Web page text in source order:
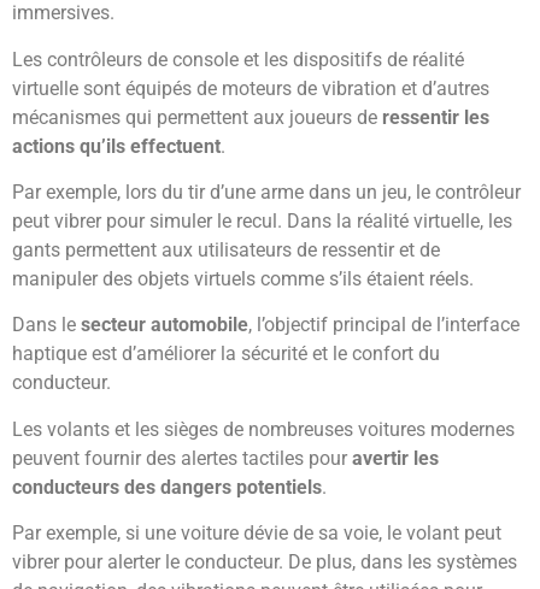
immersives.
Les contrôleurs de console et les dispositifs de réalité
virtuelle sont équipés de moteurs de vibration et d’autres
mécanismes qui permettent aux joueurs de ressentir les
actions qu’ils effectuent.
Par exemple, lors du tir d’une arme dans un jeu, le contrôleur
peut vibrer pour simuler le recul. Dans la réalité virtuelle, les
gants permettent aux utilisateurs de ressentir et de
manipuler des objets virtuels comme s’ils étaient réels.
Dans le secteur automobile, l’objectif principal de l’interface
haptique est d’améliorer la sécurité et le confort du
conducteur.
Les volants et les sièges de nombreuses voitures modernes
peuvent fournir des alertes tactiles pour avertir les
conducteurs des dangers potentiels.
Par exemple, si une voiture dévie de sa voie, le volant peut
vibrer pour alerter le conducteur. De plus, dans les systèmes